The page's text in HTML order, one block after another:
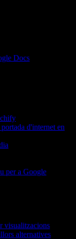
Docs
d'internet en
per a Google
visualitzacions
alternatives